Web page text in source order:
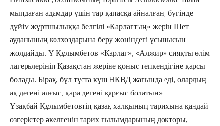
мыңдаған адамдар үшін тар қапасқа айналған, бүгінде
дүйім жұртшылыққа белгілі «Карлагтың» жерін Шет
ауданының колхоздарына беру жөніндегі ұсынысын
жолдайды. Ұ.Құлымбетов «Карлаг», «Алжир» сияқты өлім
лагерьлерінің Қазақстан жеріне қоныс тепкендігіне қарсы
болады. Бірақ, бұл тұста күш НКВД жағында еді, олардың
ақ дегені алғыс, қара дегені қарғыс болатын».
Ұзақбай Құлымбетовтің қазақ халқының тарихына қандай
өзгерістер әкелгенін тарих ғылымдарының докторы,